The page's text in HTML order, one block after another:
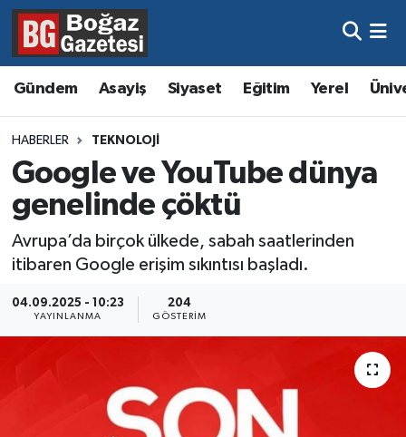
Gündem Asayiş Siyaset Eğitim Yerel
HABERLER TEKNOLOJI
Google ve YouTube dünya
genelinde çöktü
Avrupa’da birçok ülkede, sabah saatlerinden
itibaren Google erişim sıkıntısı başladı.
04.09.2025 - 10:23
YAYINLANMA
204
GÖSTERIM
Asayiş
Eğitim
Ekonomi
Gündem
Kültür ve Sanat
Magazin
Hava Durumu
Trafik Durumu
Süper Lig Puan Durumu ve Fikstür
Tüm Manşetler
Son Dakika Haberleri
Haber Arşivi